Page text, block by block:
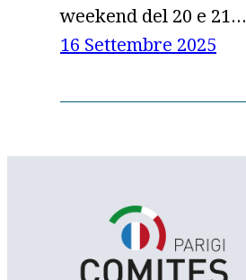
weekend del 20 e 21…
16 Settembre 2025